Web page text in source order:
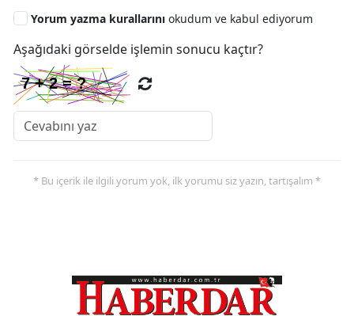
Yorum yazma kurallarını okudum ve kabul ediyorum
Aşağıdaki görselde işlemin sonucu kaçtır?
* Bu içerik ile ilgili yorum yok, ilk yorumu siz yazın, tartışalım *